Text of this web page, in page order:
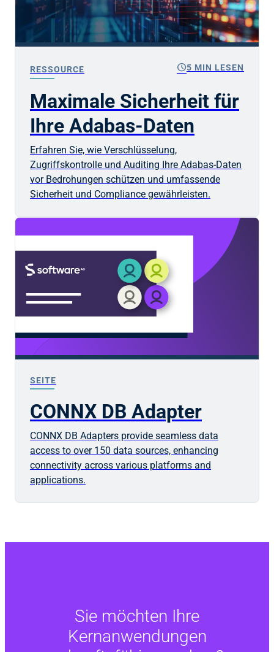
RESSOURCE schedule5 MIN LESEN
Maximale Sicherheit für
Ihre Adabas-Daten
Erfahren Sie, wie Verschlüsselung,
Zugriffskontrolle und Auditing Ihre Adabas-Daten
vor Bedrohungen schützen und umfassende
Sicherheit und Compliance gewährleisten.
SEITE
CONNX DB Adapter
CONNX DB Adapters provide seamless data
access to over 150 data sources, enhancing
connectivity across various platforms and
applications.
Sie möchten Ihre
Kernanwendungen